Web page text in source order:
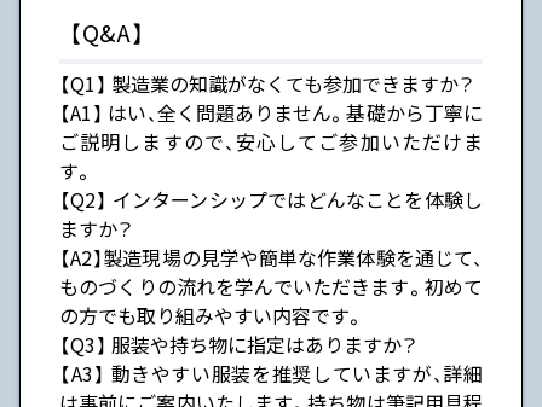
【Q&A】
【Q1】 製造業の知識がなくても参加できますか？
【A1】 はい、全く問題ありません。基礎から丁寧に
ご説明しますので、安心してご参加いただけま
す。
【Q2】 インターンシップではどんなことを体験し
ますか？
【A2】製造現場の見学や簡単な作業体験を通じて、
ものづくりの流れを学んでいただきます。初めて
の方でも取り組みやすい内容です。
【Q3】 服装や持ち物に指定はありますか？
【A3】 動きやすい服装を推奨していますが、詳細